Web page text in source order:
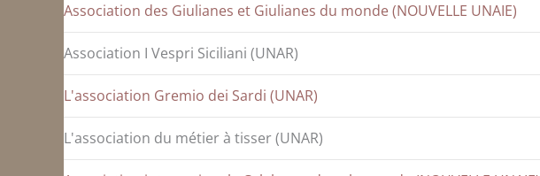
Association des Giulianes et Giulianes du monde (NOUVELLE UNAIE)
Association I Vespri Siciliani (UNAR)
L'association Gremio dei Sardi (UNAR)
L'association du métier à tisser (UNAR)